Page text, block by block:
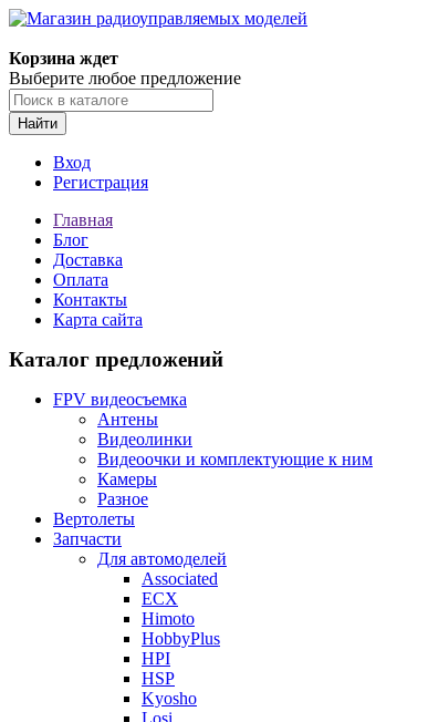
Корзина ждет
Выберите любое предложение
Найти
Вход
Регистрация
Главная
Блог
Доставка
Оплата
Контакты
Карта сайта
Каталог предложений
FPV видеосъемка
Антены
Видеолинки
Видеоочки и комплектующие к ним
Камеры
Разное
Вертолеты
Запчасти
Для автомоделей
Associated
ECX
Himoto
HobbyPlus
HPI
HSP
Kyosho
Losi